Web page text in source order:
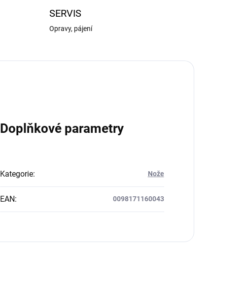
SERVIS
Opravy, pájení
Doplňkové parametry
Kategorie: Nože
EAN: 0098171160043